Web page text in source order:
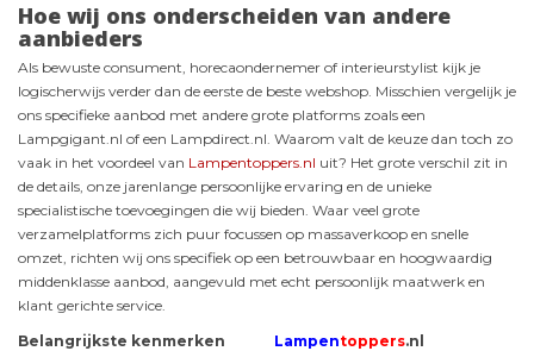
Hoe wij ons onderscheiden van andere
aanbieders
Als bewuste consument, horecaondernemer of interieurstylist kijk je
logischerwijs verder dan de eerste de beste webshop. Misschien vergelijk je
ons specifieke aanbod met andere grote platforms zoals een
Lampgigant.nl of een Lampdirect.nl. Waarom valt de keuze dan toch zo
vaak in het voordeel van Lampentoppers.nl uit? Het grote verschil zit in
de details, onze jarenlange persoonlijke ervaring en de unieke
specialistische toevoegingen die wij bieden. Waar veel grote
verzamelplatforms zich puur focussen op massaverkoop en snelle
omzet, richten wij ons specifiek op een betrouwbaar en hoogwaardig
middenklasse aanbod, aangevuld met echt persoonlijk maatwerk en
klant gerichte service.
Belangrijkste kenmerken
Lampentoppers.nl